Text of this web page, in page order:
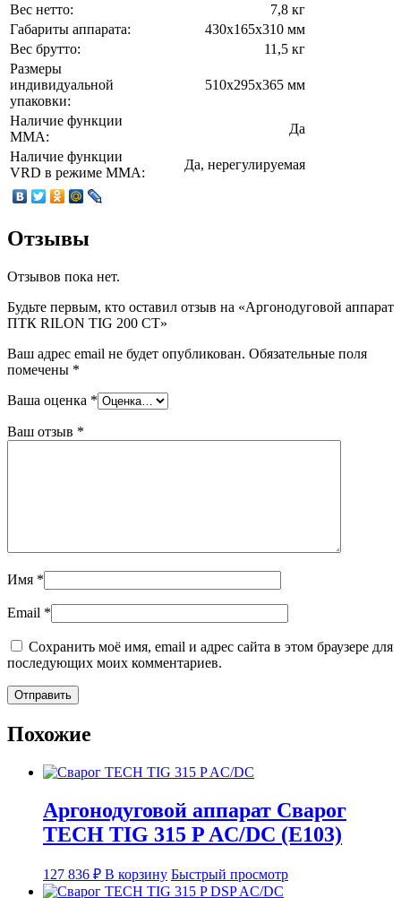
Вес нетто:
7,8 кг
Габариты аппарата:
430х165х310 мм
Вес брутто:
11,5 кг
Размеры
индивидуальной
упаковки:
510х295х365 мм
Наличие функции
MMA:
Да
Наличие функции
VRD в режиме ММА:
Да, нерегулируемая
Отзывы
Отзывов пока нет.
Будьте первым, кто оставил отзыв на «Аргонодуговой аппарат
ПТК RILON TIG 200 CT»
Ваш адрес email не будет опубликован. Обязательные поля
помечены *
Ваша оценка *
Ваш отзыв *
Имя *
Email *
Сохранить моё имя, email и адрес сайта в этом браузере для
последующих моих комментариев.
Похожие
Аргонодуговой аппарат Сварог
TECH TIG 315 P AC/DC (E103)
127 836 ₽ В корзину Быстрый просмотр